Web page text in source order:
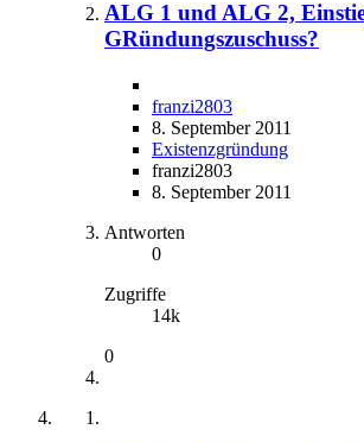
ALG 1 und ALG 2,
GRündungszuschuss?
franzi2803
8. September 2011
Existenzgründung
franzi2803
8. September 2011
Antworten
0
Zugriffe
14k
0